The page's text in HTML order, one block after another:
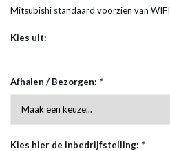
Mitsubishi standaard voorzien van WIFI
Kies uit:
Afhalen / Bezorgen: *
Kies hier de inbedrijfstelling: *